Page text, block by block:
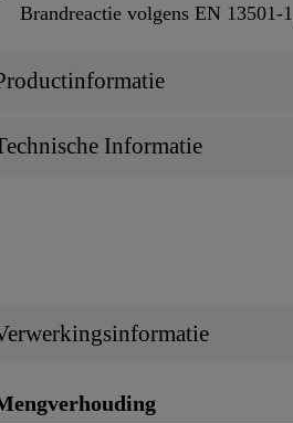
Brandreactie volgens EN
Informatie